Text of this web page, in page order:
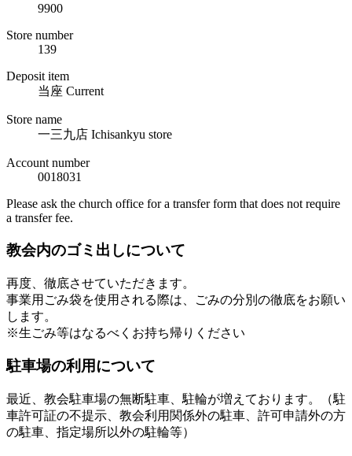
9900
Store number
139
Deposit item
当座 Current
Store name
一三九店 Ichisankyu store
Account number
0018031
Please ask the church office for a transfer form that does not require
a transfer fee.
教会内のゴミ出しについて
再度、徹底させていただきます。
事業用ごみ袋を使用される際は、ごみの分別の徹底をお願い
します。
※生ごみ等はなるべくお持ち帰りください
駐車場の利用について
最近、教会駐車場の無断駐車、駐輪が増えております。（駐
車許可証の不提示、教会利用関係外の駐車、許可申請外の方
の駐車、指定場所以外の駐輪等）